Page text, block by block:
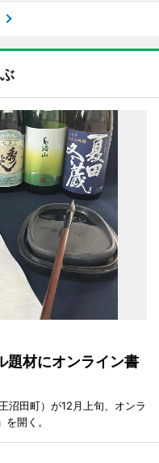
題材にオンライン書
沼田町）が12月上旬、オンラ
開く。